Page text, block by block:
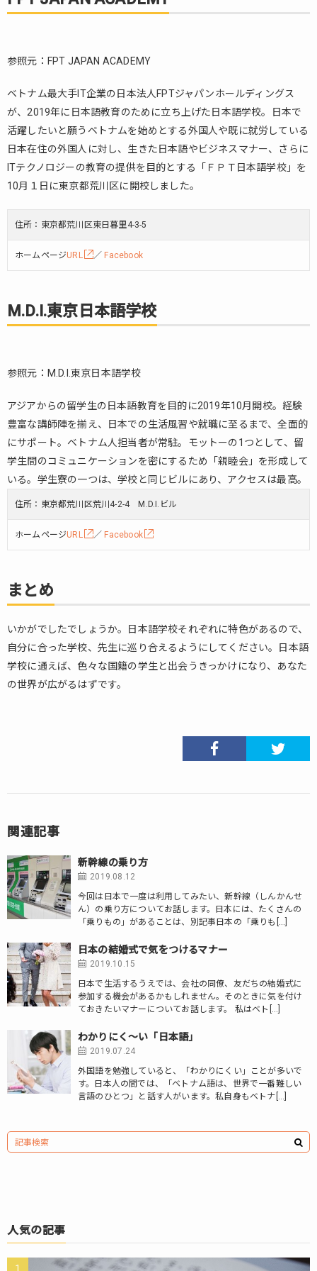
参照元：FPT JAPAN ACADEMY
ベトナム最大手IT企業の日本法人FPTジャパンホールディングス
が、2019年に日本語教育のために立ち上げた日本語学校。日本で
活躍したいと願うベトナムを始めとする外国人や既に就労している
日本在住の外国人に対し、生きた日本語やビジネスマナー、さらに
ITテクノロジーの教育の提供を目的とする「ＦＰＴ日本語学校」を
10月１日に東京都荒川区に開校しました。
住所：東京都荒川区東日暮里4-3-5
ホームページURL ／ Facebook
M.D.I.東京日本語学校
参照元：M.D.I.東京日本語学校
アジアからの留学生の日本語教育を目的に2019年10月開校。経験
豊富な講師陣を揃え、日本での生活風習や就職に至るまで、全面的
にサポート。ベトナム人担当者が常駐。モットーの1つとして、留
学生間のコミュニケーションを密にするため「親睦会」を形成して
いる。学生寮の一つは、学校と同じビルにあり、アクセスは最高。
住所：東京都荒川区荒川4-2-4 M.D.I.ビル
ホームページURL ／ Facebook
まとめ
いかがでしたでしょうか。日本語学校それぞれに特色があるので、
自分に合った学校、先生に巡り合えるようにしてください。日本語
学校に通えば、色々な国籍の学生と出会うきっかけになり、あなた
の世界が広がるはずです。
関連記事
新幹線の乗り方
2019.08.12
今回は日本で一度は利用してみたい、新幹線（しんかんせ
ん）の乗り方についてお話します。日本には、たくさんの
「乗りもの」があることは、別記事日本の「乗りも[…]
日本の結婚式で気をつけるマナー
2019.10.15
日本で生活するうえでは、会社の同僚、友だちの結婚式に
参加する機会があるかもしれません。そのときに気を付け
ておきたいマナーについてお話します。 私はベト[…]
わかりにく～い「日本語」
2019.07.24
外国語を勉強していると、「わかりにくい」ことが多いで
す。日本人の間では、「ベトナム語は、世界で一番難しい
言語のひとつ」と話す人がいます。私自身もベトナ[…]
人気の記事